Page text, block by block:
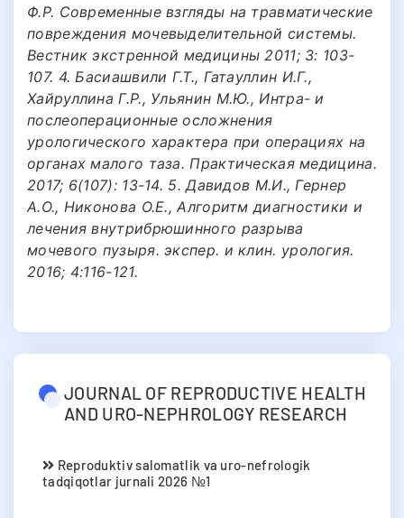
Ф.Р. Современные взгляды на травматические
повреждения мочевыделительной системы.
Вестник экстренной медицины 2011; 3: 103-
107. 4. Басиашвили Г.Т., Гатауллин И.Г.,
Хайруллина Г.Р., Ульянин М.Ю., Интра- и
послеоперационные осложнения
урологического характера при операциях на
органах малого таза. Практическая медицина.
2017; 6(107): 13-14. 5. Давидов М.И., Гернер
А.О., Никонова О.Е., Алгоритм диагностики и
лечения внутрибрюшинного разрыва
мочевого пузыря. экспер. и клин. урология.
2016; 4:116-121.
JOURNAL OF REPRODUCTIVE HEALTH
AND URO-NEPHROLOGY RESEARCH
Reproduktiv salomatlik va uro-nefrologik
tadqiqotlar jurnali 2026 №1